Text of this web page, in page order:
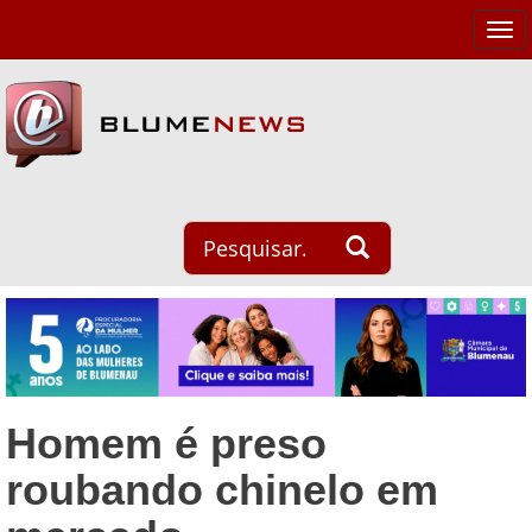
Homem é preso
roubando chinelo em